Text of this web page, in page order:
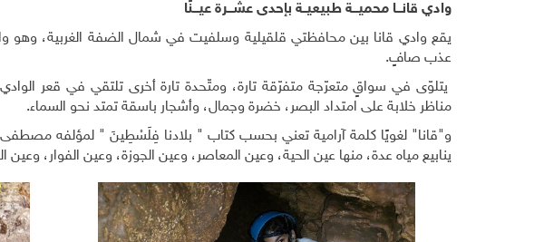
وادي قانـــا محميـــة طبيعيــة بإحدى عشـــرة عيـــنًا
يقع وادي قانا بين محافظتي قلقيلية وسلفيت في شمال الضفة الغربية، وهو
عذب صافٍ.
يتلوّى في سواقٍ متعرّجة متفرّقة تارة، ومتّحدة تارة أخرى تلتقي في قعر
مناظر خلابة على امتداد البصر، خضرة وجمال، وأشجار باسقة تمتد نحو السماء.
و"قانا" لغويًا كلمة آرامية تعني بحسب كتاب " بلادنا فِلَسْطِينَ " لمؤلفه مصطفى
ينابيع مياه عدة، منها عين الحية، وعين المعاصر، وعين الجوزة، وعين الفوار،